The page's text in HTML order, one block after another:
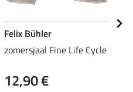
Felix Bühler
zomersjaal Fine Life Cycle
12,90 €